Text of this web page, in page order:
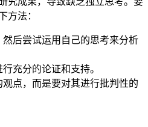
方法：
后尝试运用自己的思考来分析
充分的论证和支持。
点，而是要对其进行批判性的